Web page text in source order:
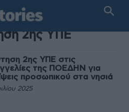
TAG
2ης ΥΠΕ
2ης ΥΠΕ στις
της ΠΟΕΔΗΝ για
προσωπικού στα νησιά
2025